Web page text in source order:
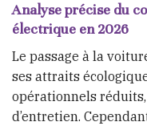
Analyse précise du
électrique en 2026
Le passage à la
ses attraits
opérationnels
d’entretien.